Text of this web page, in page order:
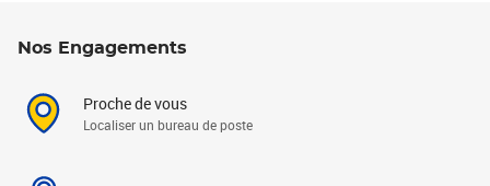
Nos Engagements
Proche de vous
Localiser un bureau de poste